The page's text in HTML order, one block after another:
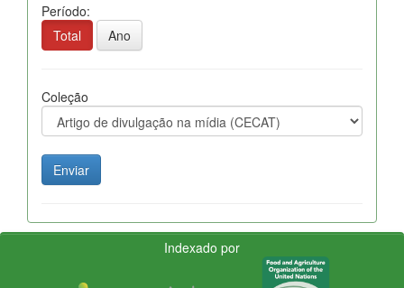
Período:
Total
Ano
Coleção
Indexado por